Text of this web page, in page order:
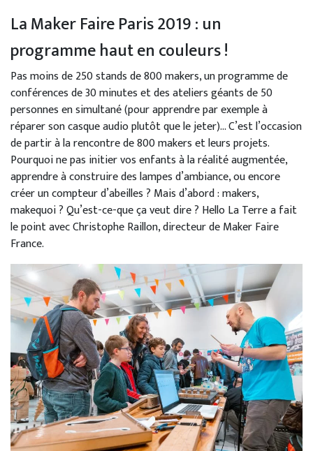
La Maker Faire Paris 2019 : un
programme haut en couleurs !
Pas moins de 250 stands de 800 makers, un programme de
conférences de 30 minutes et des ateliers géants de 50
personnes en simultané (pour apprendre par exemple à
réparer son casque audio plutôt que le jeter)… C’est l’occasion
de partir à la rencontre de 800 makers et leurs projets.
Pourquoi ne pas initier vos enfants à la réalité augmentée,
apprendre à construire des lampes d’ambiance, ou encore
créer un compteur d’abeilles ? Mais d’abord : makers,
makequoi ? Qu’est-ce-que ça veut dire ? Hello La Terre a fait
le point avec Christophe Raillon, directeur de Maker Faire
France.